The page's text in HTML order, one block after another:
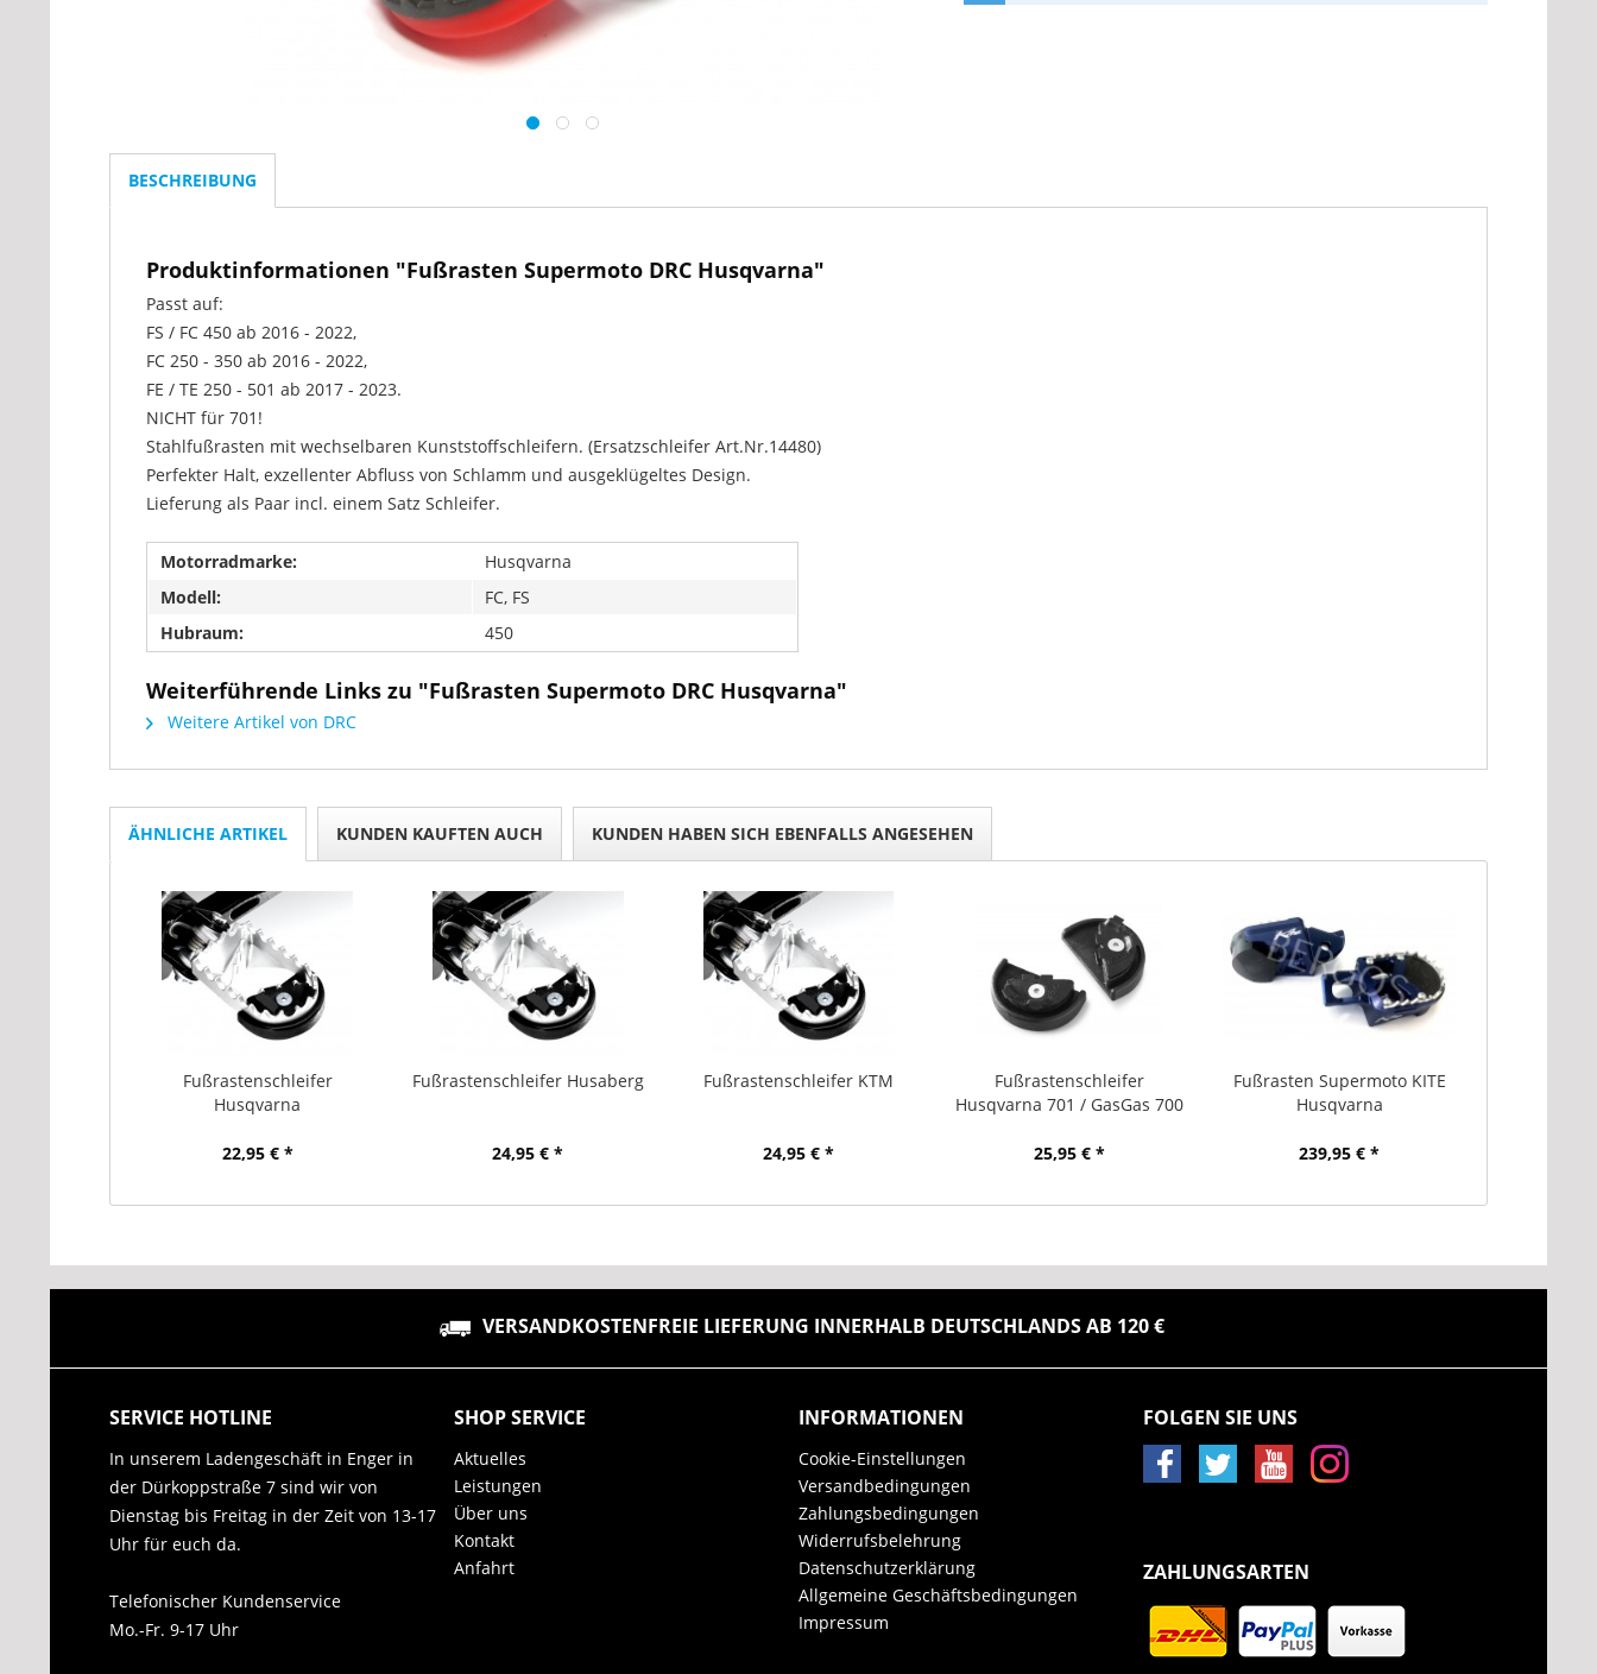
BESCHREIBUNG
Produktinformationen "Fußrasten Supermoto DRC Husqvarna"
Passt auf:
FS / FC 450 ab 2016 - 2022,
FC 250 - 350 ab 2016 - 2022,
FE / TE 250 - 501 ab 2017 - 2023.
NICHT für 701!
Stahlfußrasten mit wechselbaren Kunststoffschleifern. (Ersatzschleifer Art.Nr.14480)
Perfekter Halt, exzellenter Abfluss von Schlamm und ausgeklügeltes Design.
Lieferung als Paar incl. einem Satz Schleifer.
Motorradmarke:
Husqvarna
Modell:
FC, FS
Hubraum:
450
Weiterführende Links zu "Fußrasten Supermoto DRC Husqvarna"
Weitere Artikel von DRC
ÄHNLICHE ARTIKEL KUNDEN KAUFTEN AUCH KUNDEN HABEN SICH EBENFALLS ANGESEHEN
Fußrastenschleifer
Husqvarna
22,95 € *
Fußrastenschleifer Husaberg
24,95 € *
Fußrastenschleifer KTM
24,95 € *
Fußrastenschleifer
Husqvarna 701 / GasGas 700
25,95 € *
Fußrasten Supermoto KITE
Husqvarna
239,95 € *
VERSANDKOSTENFREIE LIEFERUNG INNERHALB DEUTSCHLANDS AB 120 €
SERVICE HOTLINE
In unserem Ladengeschäft in Enger in
der Dürkoppstraße 7 sind wir von
Dienstag bis Freitag in der Zeit von 13-17
Uhr für euch da.
Telefonischer Kundenservice
Mo.-Fr. 9-17 Uhr
SHOP SERVICE
Aktuelles
Leistungen
Über uns
Kontakt
Anfahrt
INFORMATIONEN
Cookie-Einstellungen
Versandbedingungen
Zahlungsbedingungen
Widerrufsbelehrung
Datenschutzerklärung
Allgemeine Geschäftsbedingungen
Impressum
FOLGEN SIE UNS
ZAHLUNGSARTEN